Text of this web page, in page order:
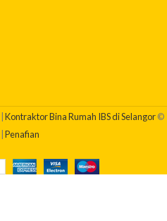
Kontraktor Bina Rumah IBS di Selangor©
Penafian